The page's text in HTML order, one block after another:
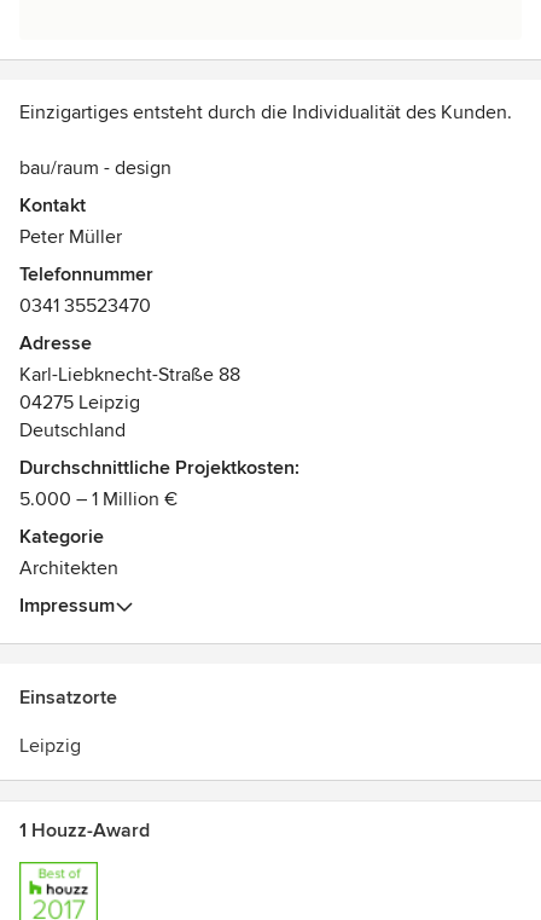
Einzigartiges entsteht durch die Individualität des Kunden.
bau/raum - design
verleiht Ihren Ideen Form.
Kreativität zur Seite. Zu unseren Auftraggebern gehören
Firmen ebenso wie Privatpersonen. Mit unseren
zuverlässigen Partnern realisieren wir Projekte jeder Größe.
Kontakt
Peter Müller
Telefonnummer
0341 35523470
Adresse
Karl-Liebknecht-Straße 88
04275 Leipzig
Deutschland
Durchschnittliche Projektkosten:
5.000 – 1 Million €
Kategorie
Architekten
Impressum
Einsatzorte
Leipzig
1 Houzz-Award